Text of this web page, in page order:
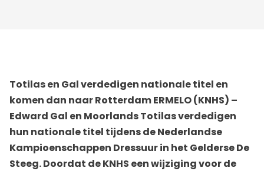
Totilas en Gal verdedigen nationale titel en
komen dan naar Rotterdam ERMELO (KNHS) –
Edward Gal en Moorlands Totilas verdedigen
hun nationale titel tijdens de Nederlandse
Kampioenschappen Dressuur in het Gelderse De
Steeg. Doordat de KNHS een wijziging voor de